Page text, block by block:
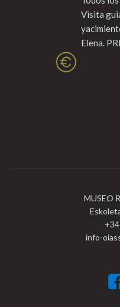
Visita
Elena.
MUSEO
info-